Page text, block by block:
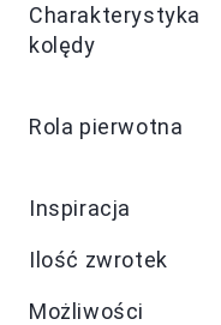
Charakterystyka
kolędy
Rola pierwotna
Inspiracja
Ilość zwrotek
Możliwości